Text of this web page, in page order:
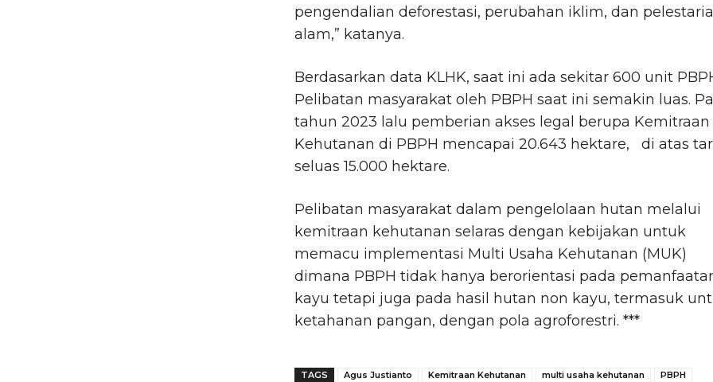
pengendalian deforestasi, perubahan iklim, dan
alam,” katanya.
Berdasarkan data KLHK, saat ini ada sekitar 600 unit
Pelibatan masyarakat oleh PBPH saat ini semakin luas.
tahun 2023 lalu pemberian akses legal berupa Kemitraan
Kehutanan di PBPH mencapai 20.643 hektare, di atas
seluas 15.000 hektare.
Pelibatan masyarakat dalam pengelolaan hutan melalui
kemitraan kehutanan selaras dengan kebijakan untuk
memacu implementasi Multi Usaha Kehutanan (MUK)
dimana PBPH tidak hanya berorientasi pada
kayu tetapi juga pada hasil hutan non kayu, termasuk
ketahanan pangan, dengan pola agroforestri. ***
TAGS Agus Justianto Kemitraan Kehutanan multi usaha kehutanan PBPH